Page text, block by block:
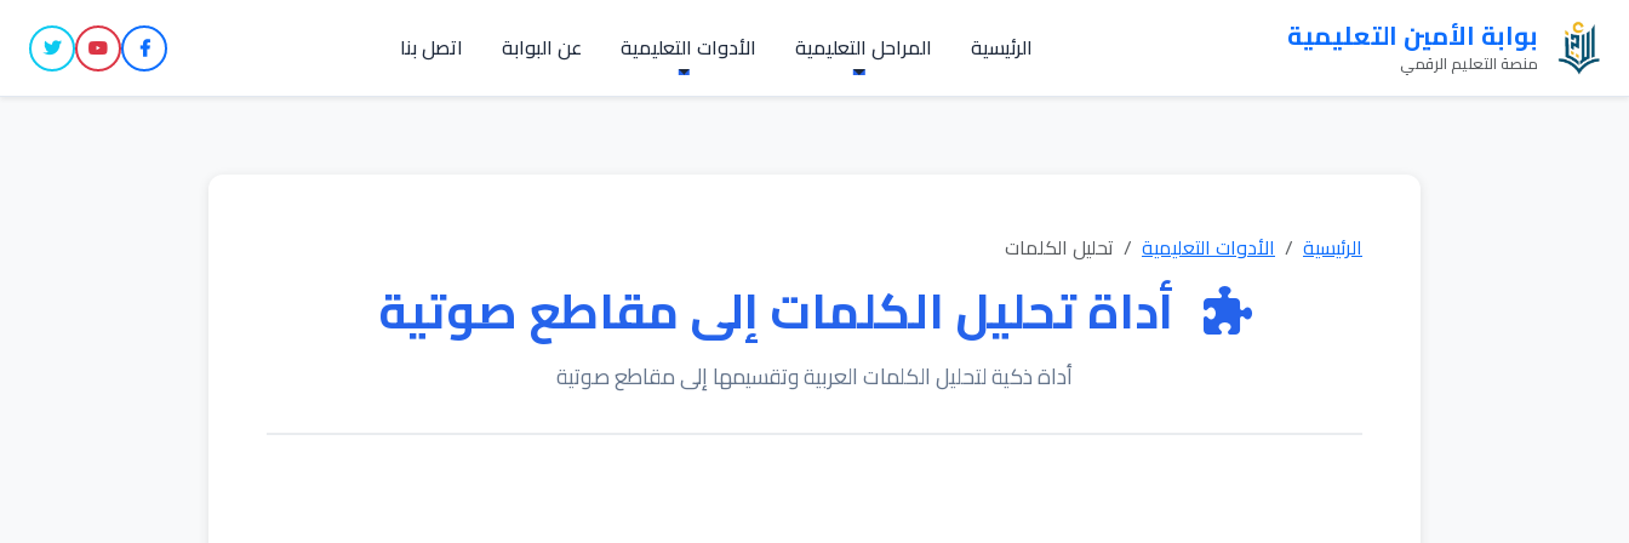
بوابة الأمين التعليمية
منصة التعليم الرقمي الرئيسية المراحل التعليمية الأدوات التعليمية عن البوابة اتصل بنا
الرئيسية الأدوات التعليمية تحليل الكلمات
أداة تحليل الكلمات إلى مقاطع صوتية
أداة ذكية لتحليل الكلمات العربية وتقسيمها إلى مقاطع صوتية